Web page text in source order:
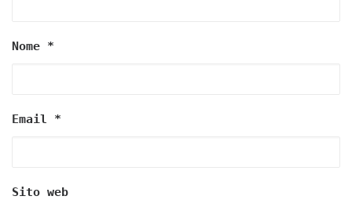
Nome *
Email *
Sito web